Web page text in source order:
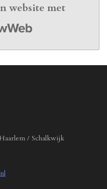
website met
/ Schalkwijk